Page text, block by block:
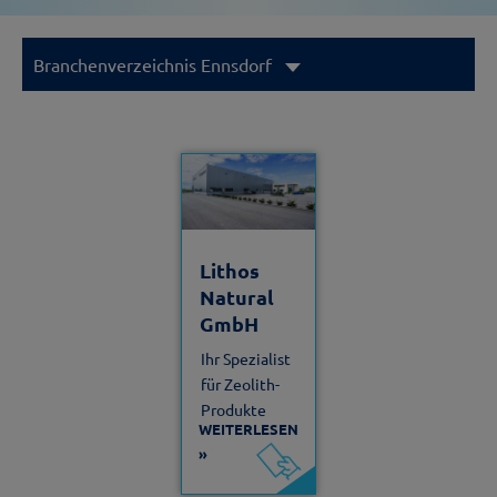
Branchenverzeichnis Ennsdorf
Lithos
Natural
GmbH
Ihr Spezialist
für Zeolith-
Produkte
WEITERLESEN